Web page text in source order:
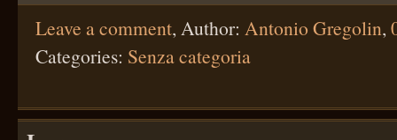
Leave a comment, Author: Antonio Gregolin,
Categories: Senza categoria